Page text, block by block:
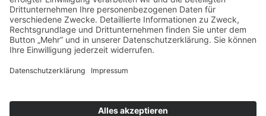
Spenden
Impressum
Datenschutz